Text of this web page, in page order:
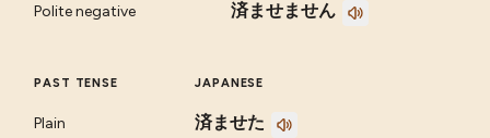
Polite negative 済ませません
PAST TENSE JAPANESE
Plain 済ませた